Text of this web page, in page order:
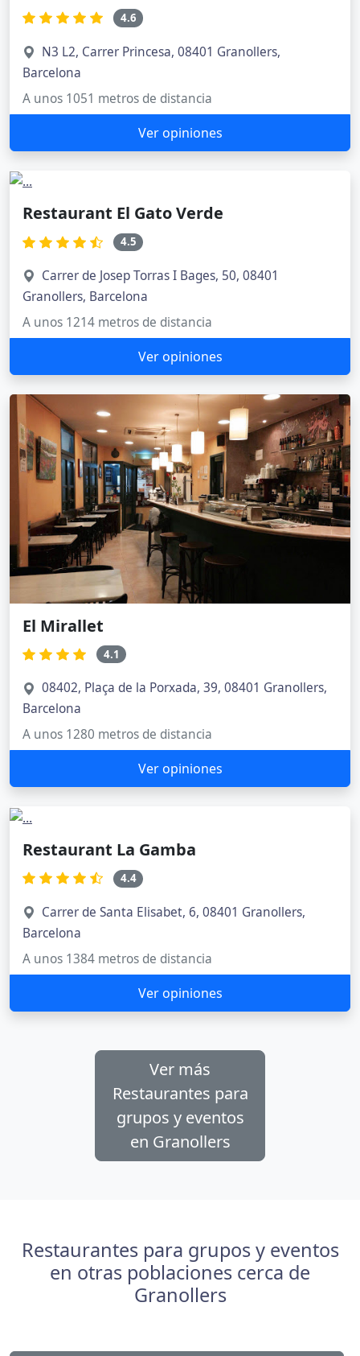
4.6
N3 L2, Carrer Princesa, 08401 Granollers,
Barcelona
A unos 1051 metros de distancia
Ver opiniones
Restaurant El Gato Verde
4.5
Carrer de Josep Torras I Bages, 50, 08401
Granollers, Barcelona
A unos 1214 metros de distancia
Ver opiniones
El Mirallet
4.1
08402, Plaça de la Porxada, 39, 08401 Granollers,
Barcelona
A unos 1280 metros de distancia
Ver opiniones
Restaurant La Gamba
4.4
Carrer de Santa Elisabet, 6, 08401 Granollers,
Barcelona
A unos 1384 metros de distancia
Ver opiniones
Ver más
Restaurantes para
grupos y eventos
en Granollers
Restaurantes para grupos y eventos
en otras poblaciones cerca de
Granollers